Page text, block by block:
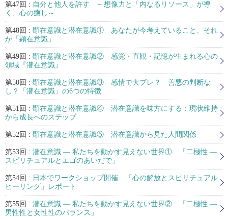
第47回 : 自分と他人を許す ～想像力と「内なるリソース」が導
く、心の癒し～
第48回 : 顕在意識と潜在意識① あなたが今考えていること、それ
が「顕在意識」
第49回 : 顕在意識と潜在意識② 感覚・直観・記憶が生まれる心の
領域『潜在意識』
第50回 : 顕在意識と潜在意識③ 感情で大ブレ？ 善悪の判断な
し？「潜在意識」の6つの特徴
第51回 : 顕在意識と潜在意識④ 潜在意識を味方にする：現状維持
から成長へのステップ
第52回 : 顕在意識と潜在意識⑤ 潜在意識から見た人間関係
第53回 : 潜在意識 ― 私たちを動かす見えない世界① 「二極性 ―
スピリチュアルとエゴのあいだで」
第54回 : 日本でワークショップ開催 「心の解放とスピリチュアル
ヒーリング」レポート
第55回 : 潜在意識 ― 私たちを動かす見えない世界② 「二極性 ―
男性性と女性性のバランス」